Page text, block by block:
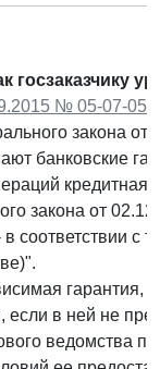
госзаказчику
№ 05-07-05/
закона от
банковские
кредитная
закона от
соответствии с
гарантия,
если в ней не
ведомства